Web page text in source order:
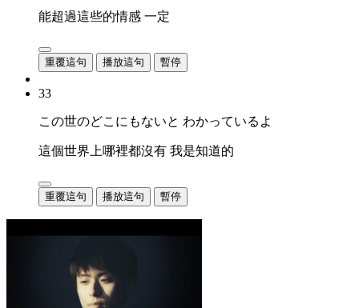
能超過這些的情感 一定
重覆這句 播放這句 暫停
33
この世のどこにもないと わかっているよ
這個世界上哪裡都沒有 我是知道的
重覆這句 播放這句 暫停